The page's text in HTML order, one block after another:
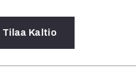
Tilaa Kaltio